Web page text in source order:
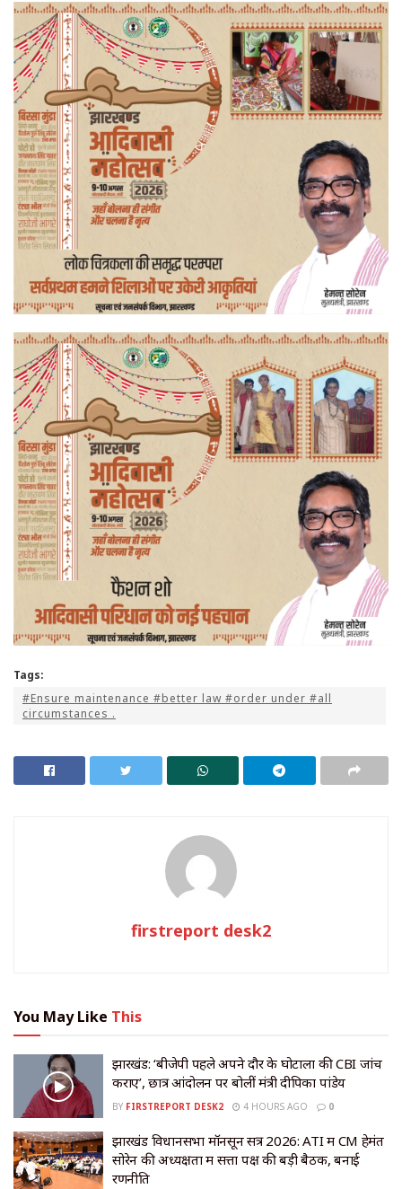
Tags:
#Ensure maintenance #better law #order under #all
circumstances .
firstreport desk2
You May Like This
झारखंड: ‘बीजेपी पहले अपने दौर के घोटालों की CBI जांच
कराए’, छात्र आंदोलन पर बोलीं मंत्री दीपिका पांडेय
BY FIRSTREPORT DESK2 4 HOURS AGO 0
झारखंड विधानसभा मॉनसून सत्र 2026: ATI में CM हेमंत
सोरेन की अध्यक्षता में सत्ता पक्ष की बड़ी बैठक, बनाई
रणनीति